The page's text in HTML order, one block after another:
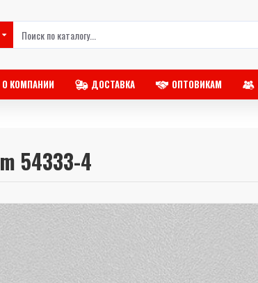
О КОМПАНИИ ДОСТАВКА ОПТОВИКАМ
54333-4